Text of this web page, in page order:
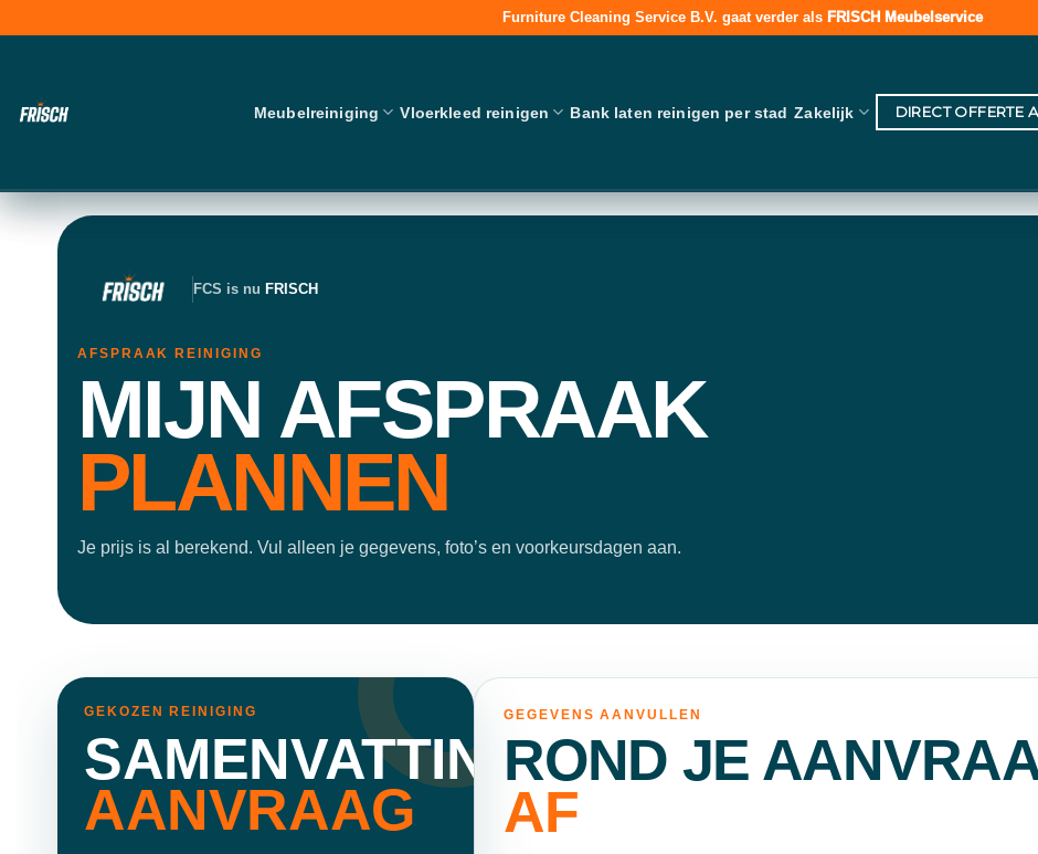
Furniture Cleaning Service B.V. gaat verder als FRISCH Meubelservice
content
Meubelreiniging Vloerkleed reinigen Bank laten reinigen per stad Zakelijk DIRECT OFFERTE
FCS is nu FRISCH
AFSPRAAK REINIGING
MIJN AFSPRAAK
PLANNEN
Je prijs is al berekend. Vul alleen je gegevens, foto’s en voorkeursdagen aan.
GEKOZEN REINIGING
SAMENVATTING
AANVRAAG
GEGEVENS AANVULLEN
ROND JE
AF